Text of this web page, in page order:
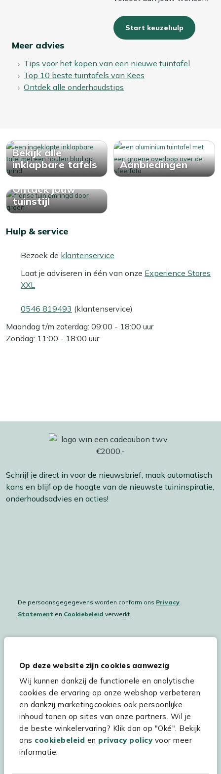
Op deze website zijn cookies aanwezig
Wij kunnen dankzij de functionele en analytische
cookies de ervaring op onze webshop verbeteren
en dankzij marketingcookies ook persoonlijke
inhoud tonen op sites van onze partners. Wil je
de beste winkelervaring? Klik dan op "Oké". Bekijk
ons cookiebeleid en privacy policyvoor meer
informatie.
Start keuzehulp
Meer advies
Tips voor het kopen van een nieuwe tuintafel
Top 10 beste tuintafels van Kees
Ontdek alle onderhoudstips
Bekijk alle
inklapbare tafels
Aanbiedingen
Ontdek jouw
tuinstijl
Hulp & service
Bezoek de klantenservice
Laat je adviseren in één van onze Experience Stores
XXL
0546 819493 (klantenservice)
Maandag t/m zaterdag: 09:00 - 18:00 uur
Zondag: 11:00 - 18:00 uur
Schrijf je direct in voor de nieuwsbrief, maak automatisch
kans en blijf op de hoogte van de nieuwste tuininspiratie,
onderhoudsadvies en acties!
De persoonsgegegevens worden conform ons Privacy
Statement en Cookiebeleid verwerkt.
Hulp & service
Assortiment
Kees Smit Tuinmeubelen
Experience Stores XXL